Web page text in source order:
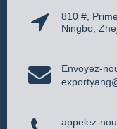
810 #,
Ningbo,
Envoyez-
appelez-